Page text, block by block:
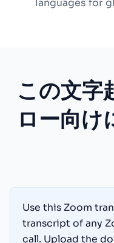
languages for
この文字
ロー向け
Use this Zoom
transcript of any
call. Upload the